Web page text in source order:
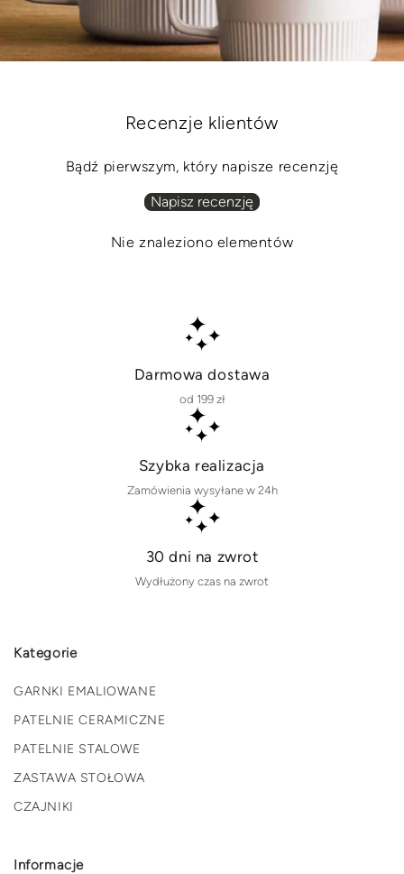
Recenzje klientów
Bądź pierwszym, który napisze recenzję
Napisz recenzję
Nie znaleziono elementów
Darmowa dostawa
od 199 zł
Szybka realizacja
Zamówienia wysyłane w 24h
30 dni na zwrot
Wydłużony czas na zwrot
Kategorie
GARNKI EMALIOWANE
PATELNIE CERAMICZNE
PATELNIE STALOWE
ZASTAWA STOŁOWA
CZAJNIKI
Informacje